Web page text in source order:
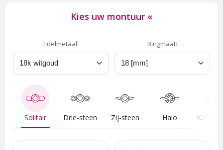
Kies uw montuur «
Edelmetaal: Ringmaat:
Solitair Drie-steen Zij-steen Halo